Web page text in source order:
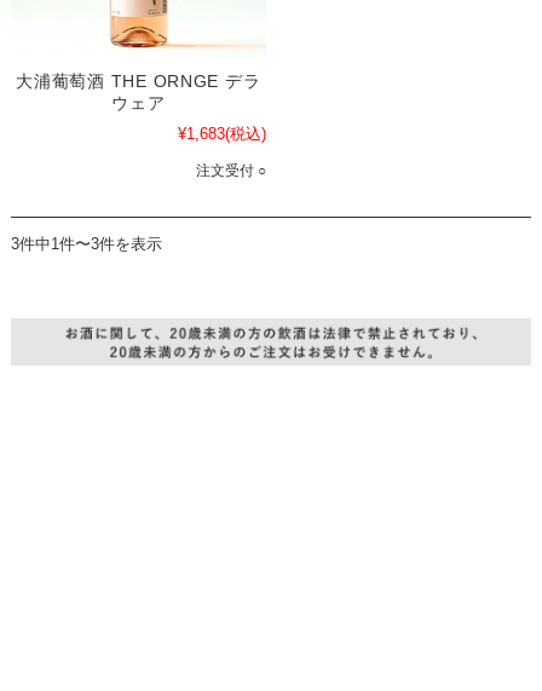
大浦葡萄酒 THE ORNGE デラ
ウェア
¥1,683(税込)
注文受付 ○
3件中1件〜3件を表示